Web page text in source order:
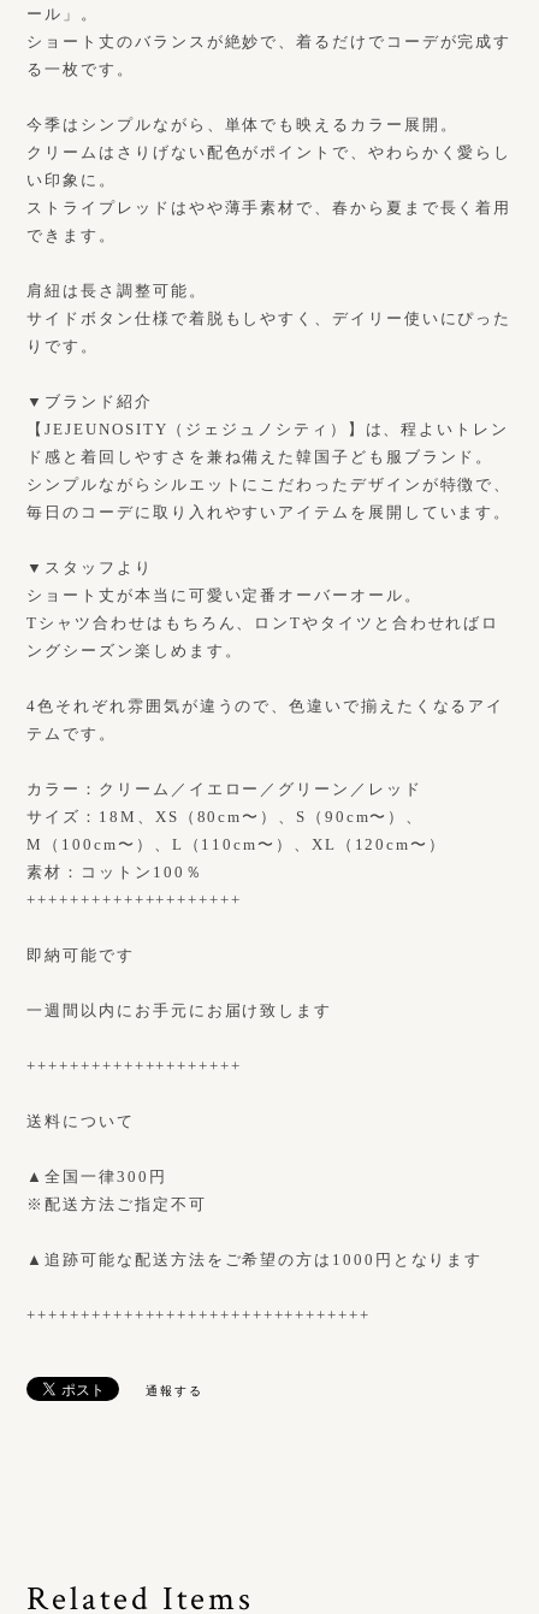
ール」。
ショート丈のバランスが絶妙で、着るだけでコーデが完成す
る一枚です。
今季はシンプルながら、単体でも映えるカラー展開。
クリームはさりげない配色がポイントで、やわらかく愛らし
い印象に。
ストライプレッドはやや薄手素材で、春から夏まで長く着用
できます。
肩紐は長さ調整可能。
サイドボタン仕様で着脱もしやすく、デイリー使いにぴった
りです。
▼ブランド紹介
【JEJEUNOSITY（ジェジュノシティ）】は、程よいトレン
ド感と着回しやすさを兼ね備えた韓国子ども服ブランド。
シンプルながらシルエットにこだわったデザインが特徴で、
毎日のコーデに取り入れやすいアイテムを展開しています。
▼スタッフより
ショート丈が本当に可愛い定番オーバーオール。
Tシャツ合わせはもちろん、ロンTやタイツと合わせればロ
ングシーズン楽しめます。
4色それぞれ雰囲気が違うので、色違いで揃えたくなるアイ
テムです。
カラー：クリーム／イエロー／グリーン／レッド
サイズ：18M、XS（80cm〜）、S（90cm〜）、
M（100cm〜）、L（110cm〜）、XL（120cm〜）
素材：コットン100％
++++++++++++++++++++
即納可能です
一週間以内にお手元にお届け致します
++++++++++++++++++++
送料について
▲全国一律300円
※配送方法ご指定不可
▲追跡可能な配送方法をご希望の方は1000円となります
++++++++++++++++++++++++++++++++
通報する
Related Items